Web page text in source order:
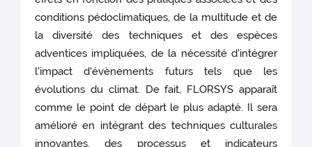
conditions pédoclimatiques, de la multitude et de
la diversité des techniques et des espèces
adventices impliquées, de la nécessité d'intégrer
l'impact d'évènements futurs tels que les
évolutions du climat. De fait, FLORSYS apparaît
comme le point de départ le plus adapté. Il sera
amélioré en intégrant des techniques culturales
innovantes, des processus et indicateurs